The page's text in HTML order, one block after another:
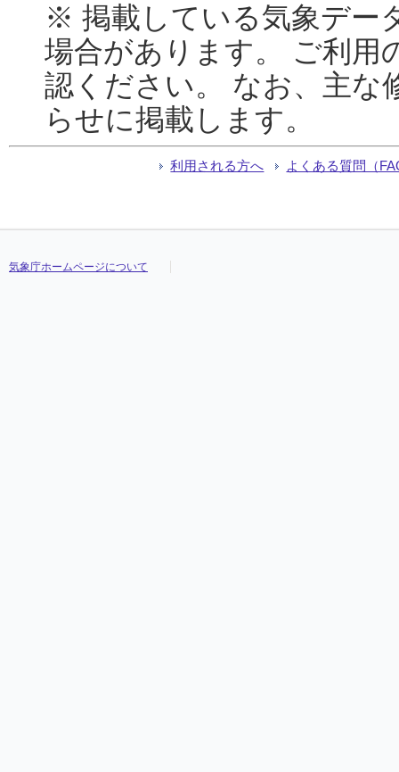
※ 掲載している気象デー
場合があります。 ご利用
認ください。 なお、主な
らせに掲載します。
利用される方へ よくある質問（
気象庁ホームページについて